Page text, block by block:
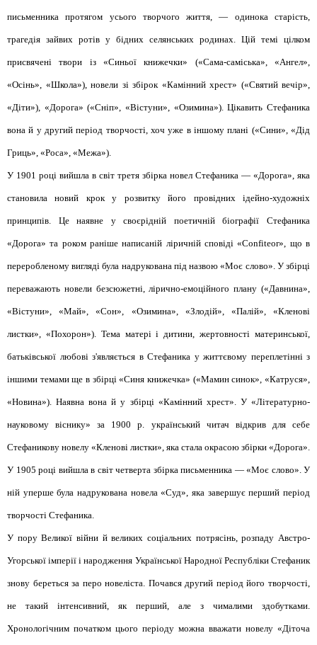
письменника протягом усього творчого життя, — одинока старість,
трагедія зайвих ротів у бідних селянських родинах. Цій темі цілком
присвячені твори із «Синьої книжечки» («Сама-саміська», «Ангел»,
«Осінь», «Школа»), новели зі збірок «Камінний хрест» («Святий вечір»,
«Діти»), «Дорога» («Сніп», «Вістуни», «Озимина»). Цікавить Стефаника
вона й у другий період творчості, хоч уже в іншому плані («Сини», «Дід
Гриць», «Роса», «Межа»).
У 1901 році вийшла в світ третя збірка новел Стефаника — «Дорога», яка
становила новий крок у розвитку його провідних ідейно-художніх
принципів. Це наявне у своєрідній поетичній біографії Стефаника
«Дорога» та роком раніше написаній ліричній сповіді «Confiteor», що в
переробленому вигляді була надрукована під назвою «Моє слово». У збірці
переважають новели безсюжетні, лірично-емоційного плану («Давнина»,
«Вістуни», «Май», «Сон», «Озимина», «Злодій», «Палій», «Кленові
листки», «Похорон»). Тема матері і дитини, жертовності материнської,
батьківської любові з'являється в Стефаника у життєвому переплетінні з
іншими темами ще в збірці «Синя книжечка» («Мамин синок», «Катруся»,
«Новина»). Наявна вона й у збірці «Камінний хрест». У «Літературно-
науковому віснику» за 1900 р. український читач відкрив для себе
Стефаникову новелу «Кленові листки», яка стала окрасою збірки «Дорога».
У 1905 році вийшла в світ четверта збірка письменника — «Моє слово». У
ній уперше була надрукована новела «Суд», яка завершує перший період
творчості Стефаника.
У пору Великої війни й великих соціальних потрясінь, розпаду Австро-
Угорської імперії і народження Української Народної Республіки Стефаник
знову береться за перо новеліста. Почався другий період його творчості,
не такий інтенсивний, як перший, але з чималими здобутками.
Хронологічним початком цього періоду можна вважати новелу «Діточа